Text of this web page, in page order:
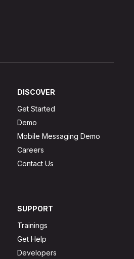
DISCOVER
Get Started
Demo
Mobile Messaging Demo
Careers
Contact Us
SUPPORT
Trainings
Get Help
Developers